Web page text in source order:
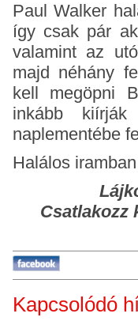
Paul Walker
így csak pár
valamint az
majd néhány
kell megöpni
inkább
naplementébe
Halálos
Csatlakozz
Kapcsolódó